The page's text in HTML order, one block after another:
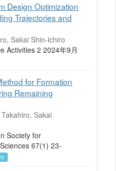
Design Optimization
Trajectories and
Sakai Shin-ichiro
Activities 2 2024年9月
for Formation
Remaining
Sakai
Society for
67(1) 23-